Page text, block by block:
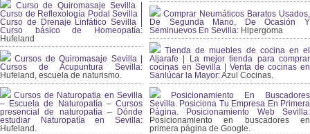
Curso de Quiromasaje Sevilla |
Curso de Reflexología Podal Sevilla |
Curso de Drenaje Linfático Sevilla |
Curso básico de Homeopatía:
Hufeland
Cursos de Quiromasaje Sevilla |
Cursos de Acupuntura Sevilla:
Hufeland, escuela de naturismo.
Cursos de Naturopatia en Sevilla
– Escuela de Naturopatía – Cursos
presencial de naturopatía – Dónde
estudiar Naturopatía en Sevilla:
Hufeland.
Comprar Neumáticos Baratos Usados,
De Segunda Mano, De Ocasión Y
Seminuevos En Sevilla: Hipergoma
Tienda de muebles de cocina en el
Aljarafe | La mejor tienda para comprar
cocinas en Sevilla | Venta de cocinas en
Sanlúcar la Mayor:Azul Cocinas.
Posicionamiento En Buscadores
Sevilla. Posiciona Tu Empresa En Primera
Página. Posicionamiento Web Sevilla:
Posicionamiento en buscadores en
primera página de Google.